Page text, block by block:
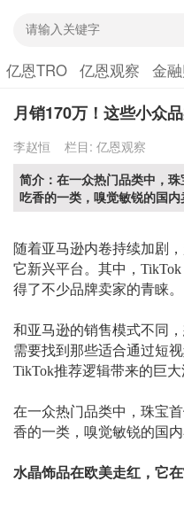
亿恩TRO 亿恩观察 金
月销170万！这些小众
李赵恒 栏目: 亿恩观察
简介：在一众热门品类中，
吃香的一类，嗅觉敏锐的国内
随着亚马逊内卷持续加剧
它新兴平台。其中，
得了不少品牌卖家的青睐。
和亚马逊的销售模式不同
需要找到那些适合通过短
TikTok推荐逻辑带来的巨大
在一众热门品类中，珠宝
香的一类，嗅觉敏锐的国
水晶饰品在欧美走红，它在